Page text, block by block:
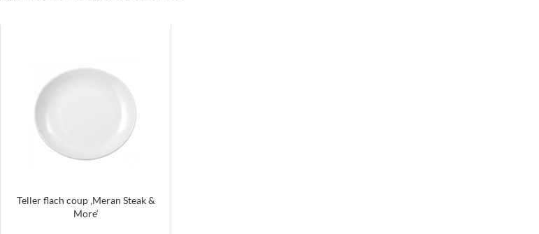
Teller flach coup ‚Meran Steak &
More‘